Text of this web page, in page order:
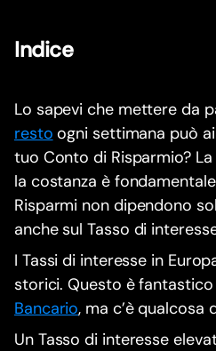
Indice
Lo sapevi che mettere da
resto ogni settimana può
tuo Conto di Risparmio?
la costanza è
Risparmi non dipendono
anche sul Tasso di
I Tassi di interesse in
storici. Questo è
Bancario, ma c’è qualcosa
Un Tasso di interesse